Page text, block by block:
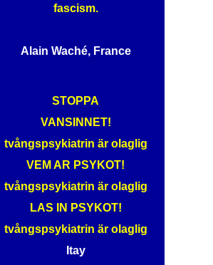
fascism.
Alain Waché, France
STOPPA
VANSINNET!
tvångspsykiatrin är olaglig
VEM AR PSYKOT!
tvångspsykiatrin är olaglig
LAS IN PSYKOT!
tvångspsykiatrin är olaglig
Itay